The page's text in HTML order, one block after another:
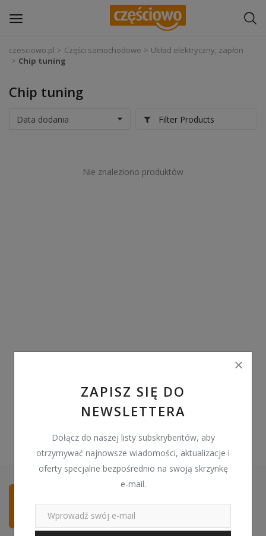
Zaloguj się
Zarejestruj
Wyposażenie i akcesoria samochodowe
Polski
ZAPISZ SIĘ DO
NEWSLETTERA
Dołącz do naszej listy subskrybentów, aby
otrzymywać najnowsze wiadomości, aktualizacje i
oferty specjalne bezpośrednio na swoją skrzynkę
e-mail.
czesciowo.pl Części samochodowe
Układ elektryczny, zapłon
Chip tuning
Chip tuning
Filter Products
Nie znaleziono produktów